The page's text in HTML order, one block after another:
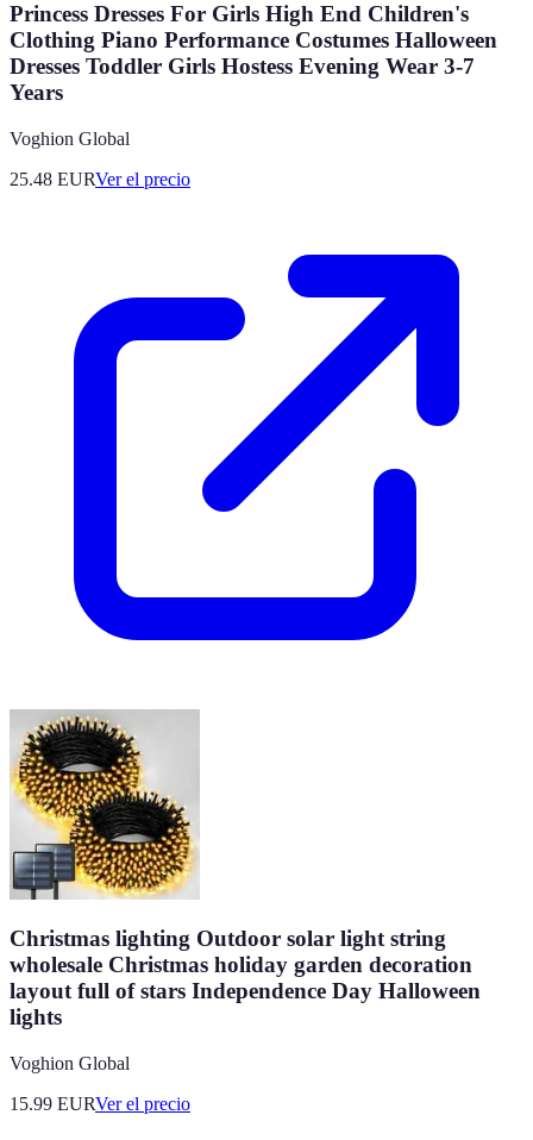
Princess Dresses For Girls High End Children's
Clothing Piano Performance Costumes Halloween
Dresses Toddler Girls Hostess Evening Wear 3-7
Years
Voghion Global
25.48 EURVer el precio
Christmas lighting Outdoor solar light string
wholesale Christmas holiday garden decoration
layout full of stars Independence Day Halloween
lights
Voghion Global
15.99 EURVer el precio